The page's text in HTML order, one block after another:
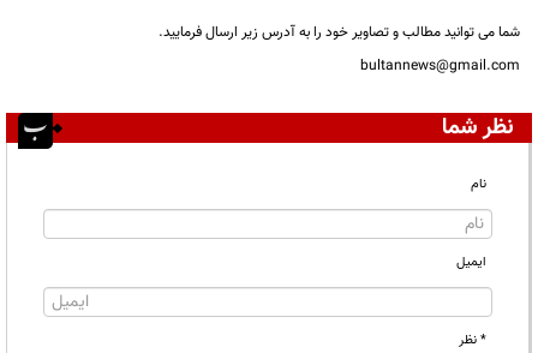
شما می توانید مطالب و تصاویر خود را به آدرس زیر ارسال فرمایید.
bultannews@gmail.com
نظر شما
نام
ایمیل
* نظر